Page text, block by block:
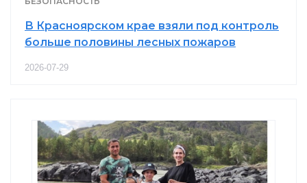
В Красноярском крае взяли под контроль
больше половины лесных пожаров
2026-07-29